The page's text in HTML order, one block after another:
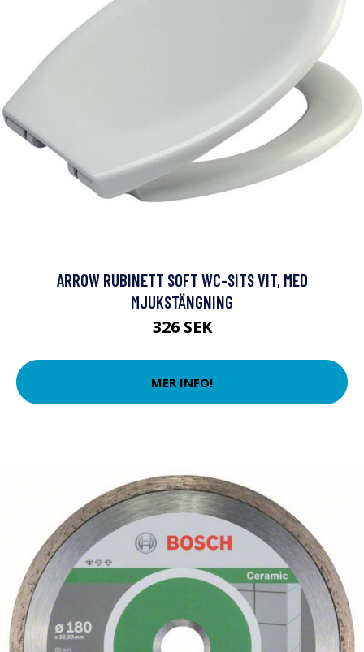
ARROW RUBINETT SOFT WC-SITS VIT, MED
MJUKSTÄNGNING
326 SEK
MER INFO!